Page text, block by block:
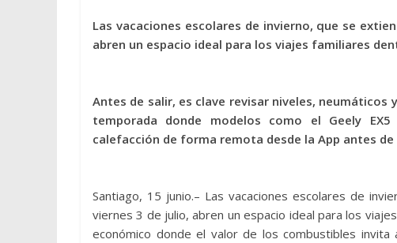
Las vacaciones escolares de invierno, que se
abren un espacio ideal para los viajes familiares
Antes de salir, es clave revisar niveles,
temporada donde modelos como el Geely
calefacción de forma remota desde la App antes
Santiago, 15 junio.– Las vacaciones escolares de
viernes 3 de julio, abren un espacio ideal para los
económico donde el valor de los combustibles